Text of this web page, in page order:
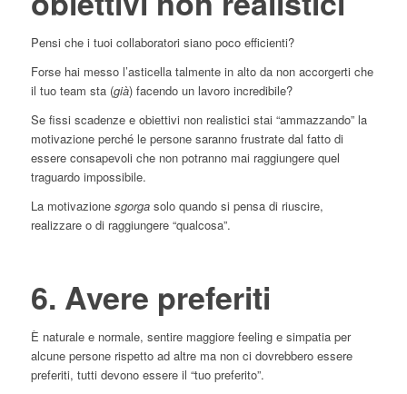
Pensi che i tuoi collaboratori siano poco efficienti?
Forse hai messo l’asticella talmente in alto da non accorgerti che
il tuo team sta (già) facendo un lavoro incredibile?
Se fissi scadenze e obiettivi non realistici stai “ammazzando” la
motivazione perché le persone saranno frustrate dal fatto di
essere consapevoli che non potranno mai raggiungere quel
traguardo impossibile.
La motivazione sgorgasolo quando si pensa di riuscire,
realizzare o di raggiungere “qualcosa”.
6. Avere preferiti
È naturale e normale, sentire maggiore feeling e simpatia per
alcune persone rispetto ad altre ma non ci dovrebbero essere
preferiti, tutti devono essere il “tuo preferito”.